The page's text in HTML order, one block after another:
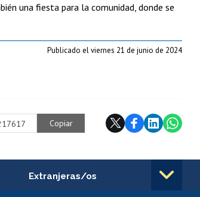
una fiesta para la comunidad, donde se
Publicado el viernes 21 de junio de 2024
Copiar
Extranjeras/os